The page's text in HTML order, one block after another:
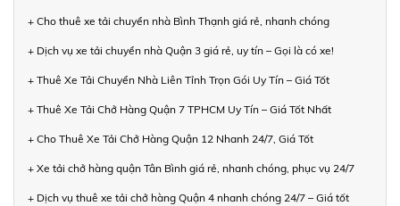
+ Cho thuê xe tải chuyển nhà Bình Thạnh giá rẻ, nhanh chóng
+ Dịch vụ xe tải chuyển nhà Quận 3 giá rẻ, uy tín – Gọi là có xe!
+ Thuê Xe Tải Chuyển Nhà Liên Tỉnh Trọn Gói Uy Tín – Giá Tốt
+ Thuê Xe Tải Chở Hàng Quận 7 TPHCM Uy Tín – Giá Tốt Nhất
+ Cho Thuê Xe Tải Chở Hàng Quận 12 Nhanh 24/7, Giá Tốt
+ Xe tải chở hàng quận Tân Bình giá rẻ, nhanh chóng, phục vụ 24/7
+ Dịch vụ thuê xe tải chở hàng Quận 4 nhanh chóng 24/7 – Giá tốt